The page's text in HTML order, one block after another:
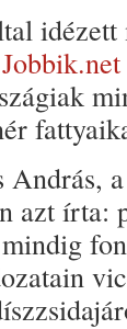
idézett
Jobbik.net
András,
azt írta: